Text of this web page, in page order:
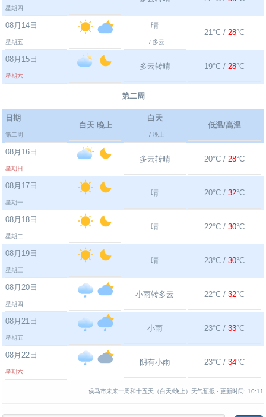
星期四
08月14日
星期五
晴
/ 多云
21°C / 28°C
08月15日
星期六
多云转晴 19°C / 28°C
第二周
日期
第二周
白天 晚上
白天
/ 晚上
低温/高温
08月16日
星期日
多云转晴 20°C / 28°C
08月17日
星期一
晴 20°C / 32°C
08月18日
星期二
晴 22°C / 30°C
08月19日
星期三
晴 23°C / 30°C
08月20日
星期四
小雨转多云 22°C / 32°C
08月21日
星期五
小雨 23°C / 33°C
08月22日
星期六
阴有小雨 23°C / 34°C
侯马市未来一周和十五天（白天/晚上）天气预报 - 更新时间: 10:11